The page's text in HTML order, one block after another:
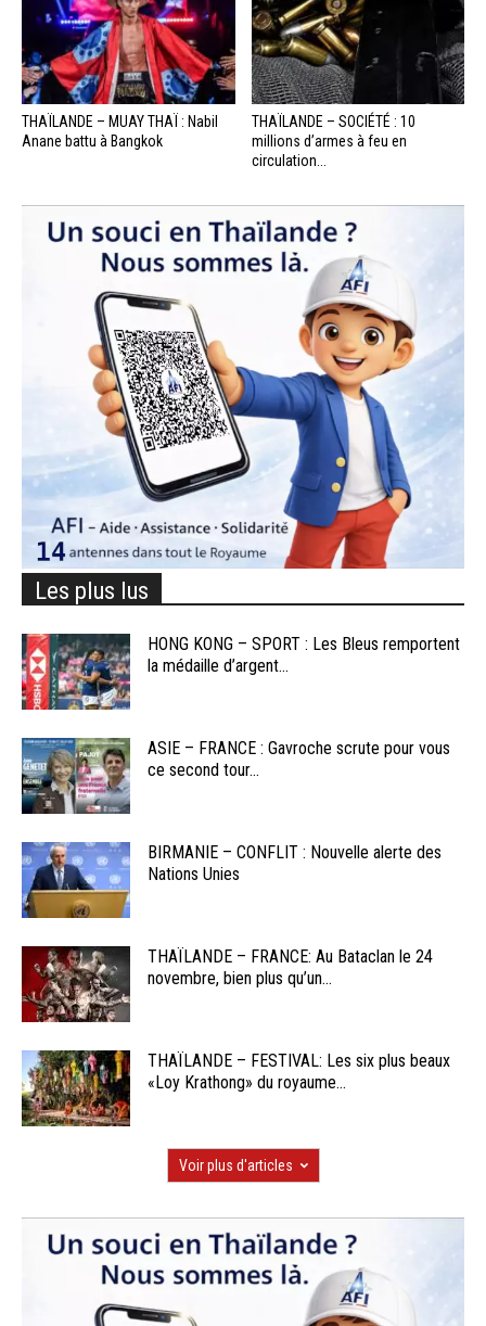
THAÏLANDE – MUAY THAÏ : Nabil
Anane battu à Bangkok
THAÏLANDE – SOCIÉTÉ : 10
millions d’armes à feu en
circulation...
Les plus lus
HONG KONG – SPORT : Les Bleus remportent
la médaille d’argent...
ASIE – FRANCE : Gavroche scrute pour vous
ce second tour...
BIRMANIE – CONFLIT : Nouvelle alerte des
Nations Unies
THAÏLANDE – FRANCE: Au Bataclan le 24
novembre, bien plus qu’un...
THAÏLANDE – FESTIVAL: Les six plus beaux
«Loy Krathong» du royaume...
Voir plus d'articles